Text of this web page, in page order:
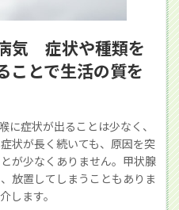
気 症状や種類を
ことで生活の質を
に症状が出ることは少なく、
状が長く続いても、原因を突
が少なくありません。甲状腺
放置してしまうこともありま
します。